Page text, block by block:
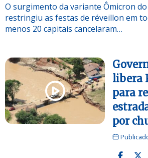
O surgimento da variante Ômicron
restringiu as festas de réveillon em
menos 20 capitais cancelaram…
libera
para
por